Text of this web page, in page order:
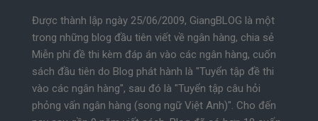
Được thành lập ngày 25/06/2009, GiangBLOG là một
trong những blog đầu tiên viết về ngân hàng, chia sẻ
Miễn phí đề thi kèm đáp án vào các ngân hàng, cuốn
sách đầu tiên do Blog phát hành là "Tuyển tập đề thi
vào các ngân hàng", sau đó là "Tuyển tập câu hỏi
phỏng vấn ngân hàng (song ngữ Việt Anh)". Cho đến